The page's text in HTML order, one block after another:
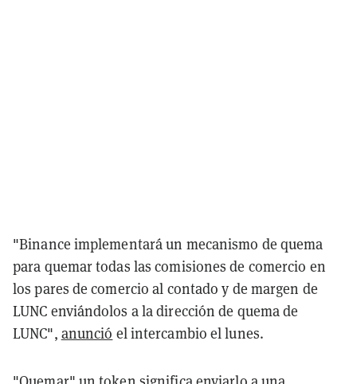
"Binance implementará un mecanismo de quema
para quemar todas las comisiones de comercio en
los pares de comercio al contado y de margen de
LUNC enviándolos a la dirección de quema de
LUNC", anunció el intercambio el lunes.